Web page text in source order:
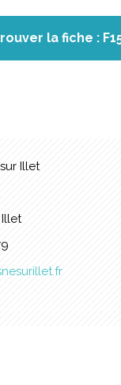
la fiche :
Illet
Illet